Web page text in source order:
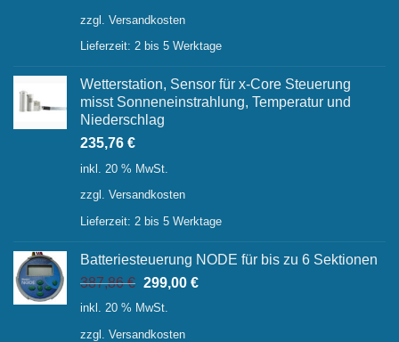
zzgl. Versandkosten
Lieferzeit: 2 bis 5 Werktage
Wetterstation, Sensor für x-Core Steuerung
misst Sonneneinstrahlung, Temperatur und
Niederschlag
235,76 €
inkl. 20 % MwSt.
zzgl. Versandkosten
Lieferzeit: 2 bis 5 Werktage
Batteriesteuerung NODE für bis zu 6 Sektionen
387,86€ Ursprünglicher
Preis
387,86 €
299,00 €Aktueller
inkl. 20 % MwSt.
zzgl. Versandkosten